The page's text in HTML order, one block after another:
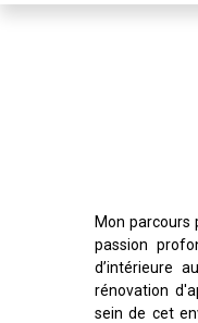
Mon parcours
passion
d’intérieure
rénovation
sein de cet